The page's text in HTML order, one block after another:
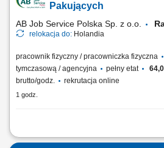
Pakujących
AB Job Service Polska Sp. z o.o.
relokacja do: Holandia
pracownik fizyczny / pracowniczka fizyczna
tymczasową / agencyjna
pełny etat
brutto/godz.
rekrutacja online
1 godz.
Zadania na stanowisku: Obsługa maszyn